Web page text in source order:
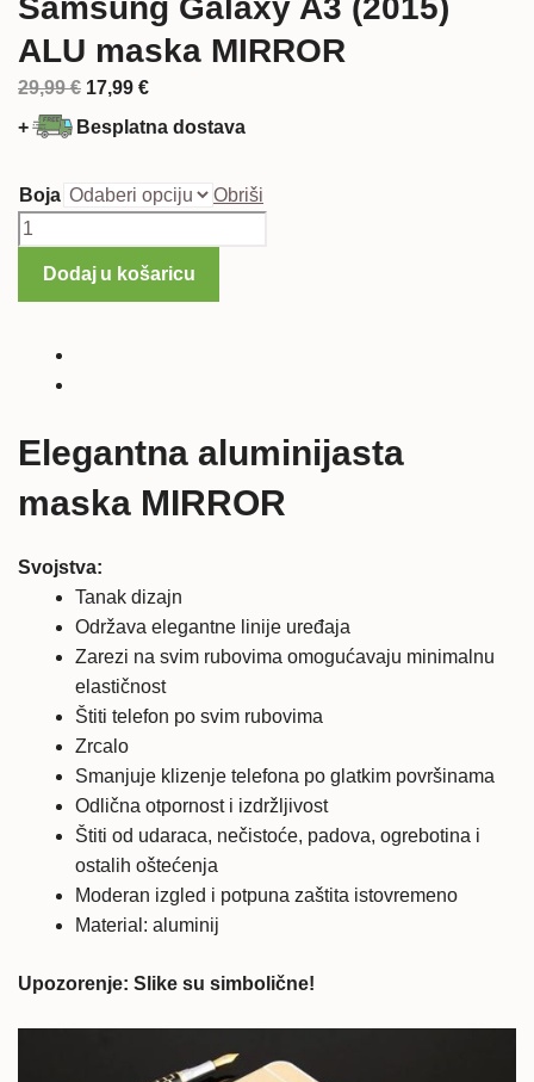
Samsung Galaxy A3 (2015)
ALU maska MIRROR
29,99€ Izvorna
cijena
29,99 €.
17,99 €Trenutna
cijena
+ Besplatna dostava
Boja
Obriši
Samsung
Dodaj u košaricu
Elegantna aluminijasta
maska MIRROR
Svojstva:
Tanak dizajn
Održava elegantne linije uređaja
Zarezi na svim rubovima omogućavaju minimalnu
elastičnost
Štiti telefon po svim rubovima
Zrcalo
Smanjuje klizenje telefona po glatkim površinama
Odlična otpornost i izdržljivost
Štiti od udaraca, nečistoće, padova, ogrebotina i
ostalih oštećenja
Moderan izgled i potpuna zaštita istovremeno
Material: aluminij
Upozorenje: Slike su simbolične!